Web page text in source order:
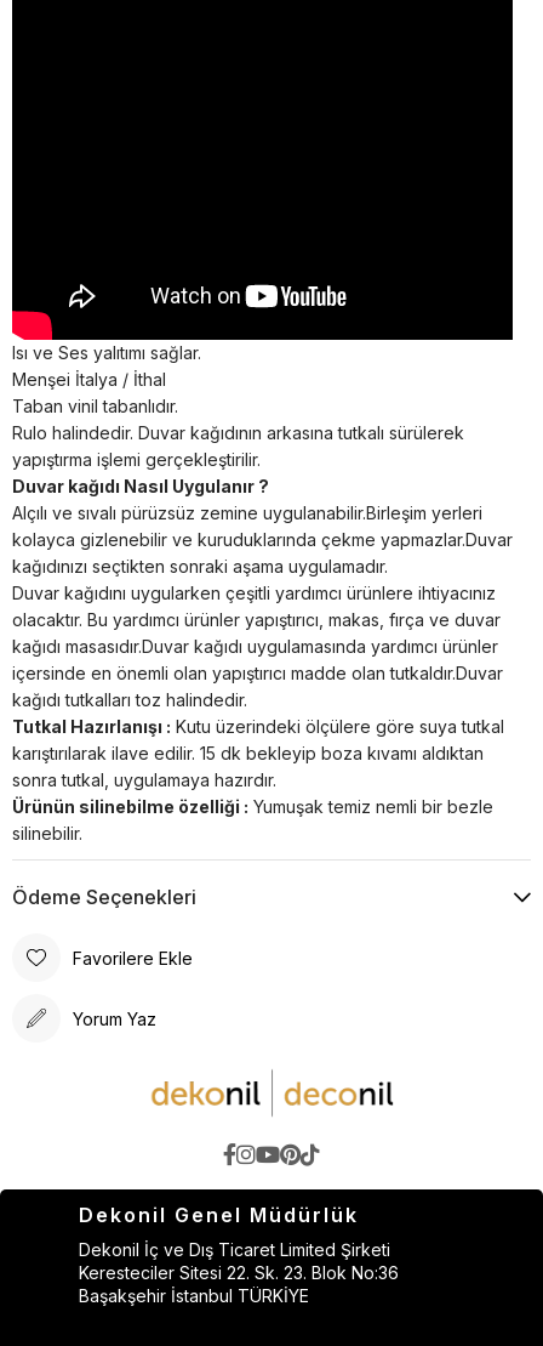
Isı ve Ses yalıtımı sağlar.
Menşei İtalya / İthal
Taban vinil tabanlıdır.
Rulo halindedir. Duvar kağıdının arkasına tutkalı sürülerek
yapıştırma işlemi gerçekleştirilir.
Duvar kağıdı Nasıl Uygulanır ?
Alçılı ve sıvalı pürüzsüz zemine uygulanabilir.Birleşim yerleri
kolayca gizlenebilir ve kuruduklarında çekme yapmazlar.Duvar
kağıdınızı seçtikten sonraki aşama uygulamadır.
Duvar kağıdını uygularken çeşitli yardımcı ürünlere ihtiyacınız
olacaktır. Bu yardımcı ürünler yapıştırıcı, makas, fırça ve duvar
kağıdı masasıdır.Duvar kağıdı uygulamasında yardımcı ürünler
içersinde en önemli olan yapıştırıcı madde olan tutkaldır.Duvar
kağıdı tutkalları toz halindedir.
Tutkal Hazırlanışı : Kutu üzerindeki ölçülere göre suya tutkal
karıştırılarak ilave edilir. 15 dk bekleyip boza kıvamı aldıktan
sonra tutkal, uygulamaya hazırdır.
Ürünün silinebilme özelliği : Yumuşak temiz nemli bir bezle
silinebilir.
Ödeme Seçenekleri
Favorilere Ekle
Yorum Yaz
Dekonil Genel Müdürlük
Dekonil İç ve Dış Ticaret Limited Şirketi
Keresteciler Sitesi 22. Sk. 23. Blok No:36
Başakşehir İstanbul TÜRKİYE